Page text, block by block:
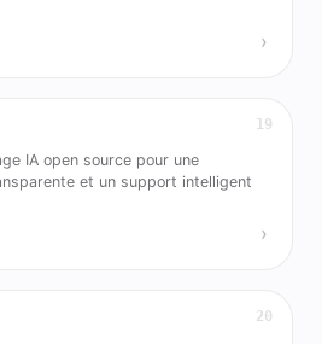
›
19
IA open source pour une
et un support intelligent
›
20